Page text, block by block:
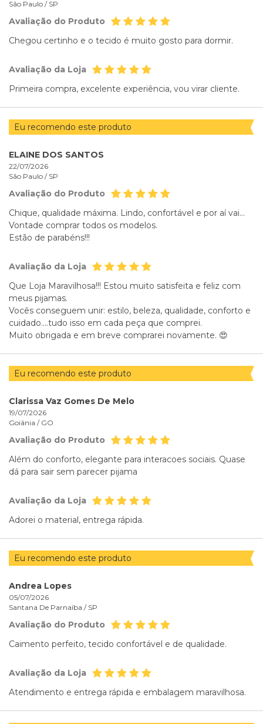
São Paulo / SP
Avaliação do Produto
Chegou certinho e o tecido é muito gosto para dormir.
Avaliação da Loja
Primeira compra, excelente experiência, vou virar cliente.
Eu recomendo este produto
ELAINE DOS SANTOS
22/07/2026
São Paulo / SP
Avaliação do Produto
Chique, qualidade máxima. Lindo, confortável e por aí vai...
Vontade comprar todos os modelos.
Estão de parabéns!!!
Avaliação da Loja
Que Loja Maravilhosa!!! Estou muito satisfeita e feliz com
meus pijamas.
Vocês conseguem unir: estilo, beleza, qualidade, conforto e
cuidado....tudo isso em cada peça que comprei.
Muito obrigada e em breve comprarei novamente. 😍
Eu recomendo este produto
Clarissa Vaz Gomes De Melo
19/07/2026
Goiânia / GO
Avaliação do Produto
Além do conforto, elegante para interacoes sociais. Quase
dá para sair sem parecer pijama
Avaliação da Loja
Adorei o material, entrega rápida.
Eu recomendo este produto
Andrea Lopes
05/07/2026
Santana De Parnaíba / SP
Avaliação do Produto
Caimento perfeito, tecido confortável e de qualidade.
Avaliação da Loja
Atendimento e entrega rápida e embalagem maravilhosa.